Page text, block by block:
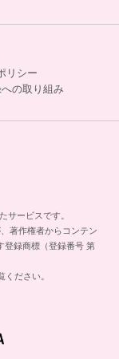
リシー
の取り組み
ービスです。
著作権者からコンテン
登録商標（登録番号 第
ださい。